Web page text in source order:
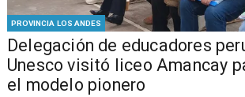
PROVINCIA LOS ANDES
Delegación de educadores
Unesco visitó liceo Amancay
el modelo pionero